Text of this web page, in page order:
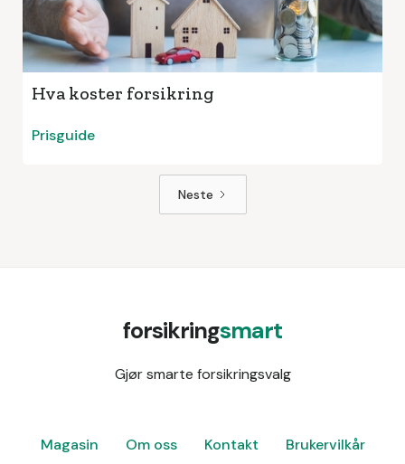
Hva koster forsikring
Prisguide
Neste
forsikringsmart
Gjør smarte forsikringsvalg
Magasin Om oss Kontakt Brukervilkår